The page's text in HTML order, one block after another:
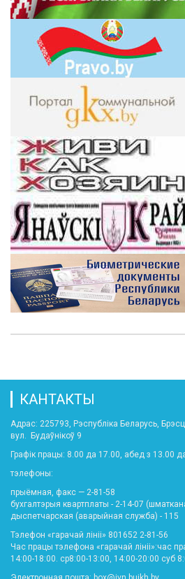
КАНТАКТЫ
Адрас: 225793, Рэспубліка Беларусь,
вул. Будаўнікоў 9
Графік працы: 8.00 да 17.00, абед з 13.00
тэлефоны:
прыёмная, факс — 2-81-58
бухгалтэрыя квартплаты - 2-14-07
дыспетчарская (аварыйная служба) - 115
Тэлефон «гарачай лініі» 801652 2-81-56
Час працы тэлефона «гарачай лініі»:час
14:00-18:00. ср8:00-13:00, 14:00-20:00 суб